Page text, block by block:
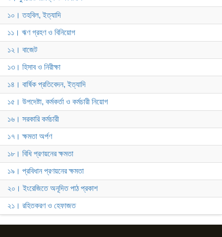
১০। তহবিল, ইত্যাদি
১১। ঋণ গ্রহণ ও বিনিয়োগ
১২। বাজেট
১৩। হিসাব ও নিরীক্ষা
১৪। বার্ষিক প্রতিবেদন, ইত্যাদি
১৫। উপদেষ্টা, কর্মকর্তা ও কর্মচারী নিয়োগ
১৬। সরকারি কর্মচারী
১৭। ক্ষমতা অর্পণ
১৮। বিধি প্রণয়নের ক্ষমতা
১৯। প্রবিধান প্রণয়নের ক্ষমতা
২০। ইংরেজিতে অনূদিত পাঠ প্রকাশ
২১। রহিতকরণ ও হেফাজত